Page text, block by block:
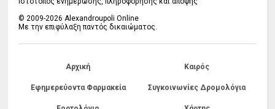
© 2009-2026 Alexandroupoli Online
Με την επιφύλαξη παντός δικαιώματος.
Αρχική Καιρός
Εφημερεύοντα Φαρμακεία Συγκοινωνίες Δρομολόγια